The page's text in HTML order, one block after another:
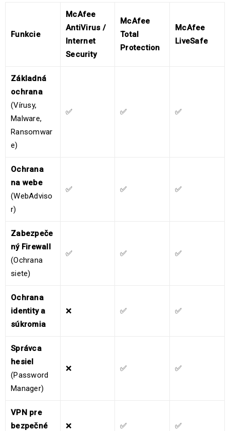
Funkcie
McAfee
AntiVirus /
Internet
Security
McAfee
Total
Protection
McAfee
LiveSafe
Základná
ochrana
(Vírusy,
Malware,
Ransomwar
e)
✅ ✅ ✅
Ochrana
na webe
(WebAdviso
r)
✅ ✅ ✅
Zabezpeče
ný Firewall
(Ochrana
siete)
✅ ✅ ✅
Ochrana
identity a
súkromia
❌ ✅ ✅
Správca
hesiel
(Password
Manager)
❌ ✅ ✅
VPN pre
bezpečné
❌ ✅ ✅